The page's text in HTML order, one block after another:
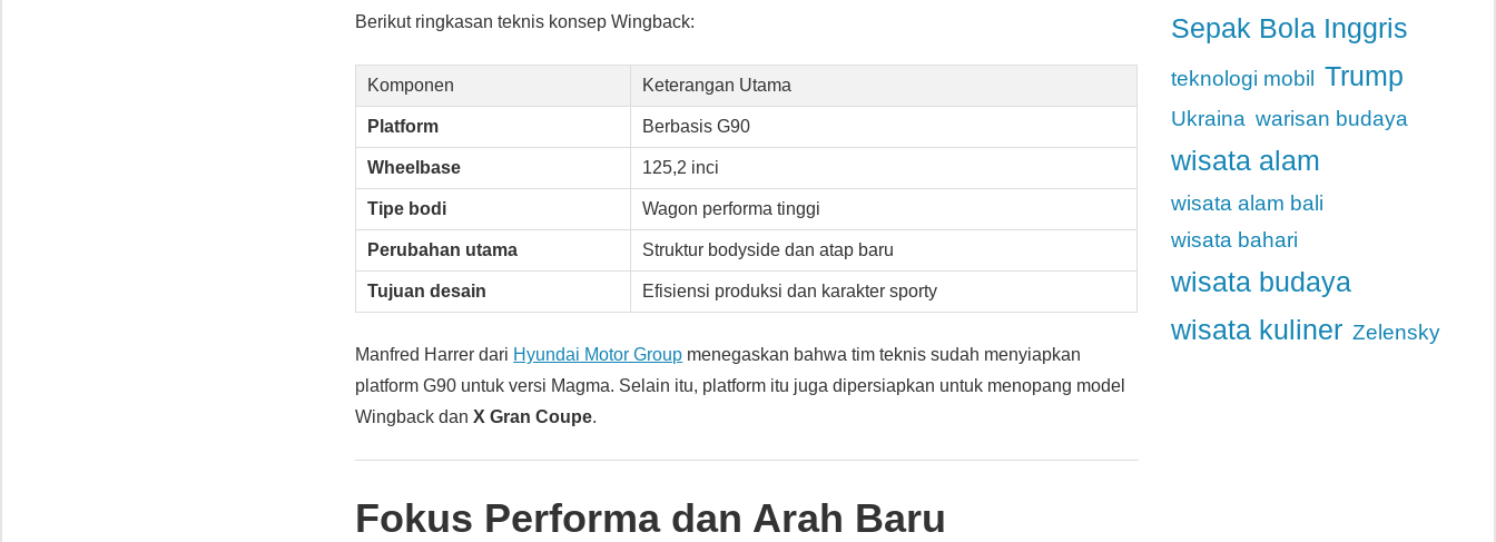
Berikut ringkasan teknis konsep Wingback:
Komponen Keterangan Utama
Platform Berbasis G90
Wheelbase 125,2 inci
Tipe bodi Wagon performa tinggi
Perubahan utama Struktur bodyside dan atap baru
Tujuan desain Efisiensi produksi dan karakter sporty
Manfred Harrer dari Hyundai Motor Group menegaskan bahwa tim teknis sudah menyiapkan
platform G90 untuk versi Magma. Selain itu, platform itu juga dipersiapkan untuk menopang model
Wingback danX Gran Coupe.
Fokus Performa dan Arah Baru
Sepak Bola Inggris
teknologi mobil Trump
Ukraina warisan budaya
wisata alam
wisata alam bali
wisata bahari
wisata budaya
wisata kuliner Zelensky